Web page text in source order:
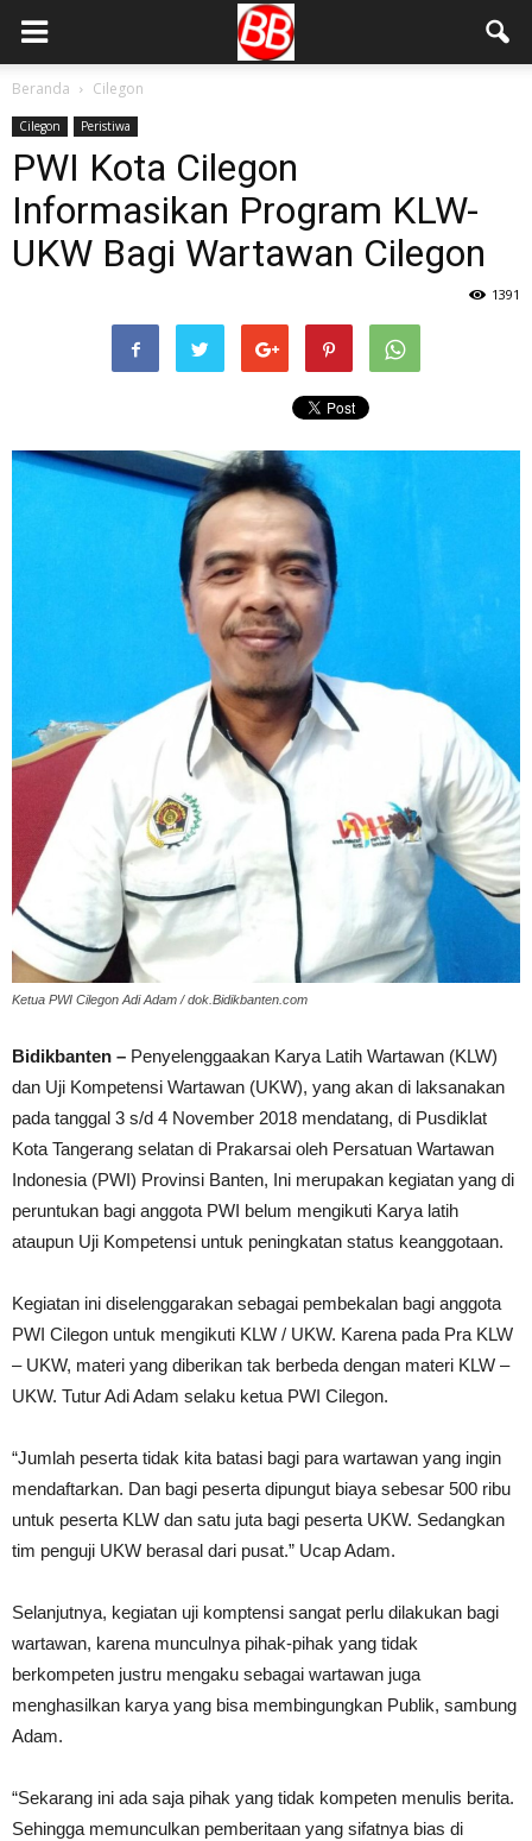
Beranda Cilegon
Cilegon Peristiwa
PWI Kota Cilegon
Informasikan Program KLW-
UKW Bagi Wartawan Cilegon
1391
Ketua PWI Cilegon Adi Adam / dok.Bidikbanten.com
Bidikbanten – Penyelenggaakan Karya Latih Wartawan (KLW)
dan Uji Kompetensi Wartawan (UKW), yang akan di laksanakan
pada tanggal 3 s/d 4 November 2018 mendatang, di Pusdiklat
Kota Tangerang selatan di Prakarsai oleh Persatuan Wartawan
Indonesia (PWI) Provinsi Banten, Ini merupakan kegiatan yang di
peruntukan bagi anggota PWI belum mengikuti Karya latih
ataupun Uji Kompetensi untuk peningkatan status keanggotaan.
Kegiatan ini diselenggarakan sebagai pembekalan bagi anggota
PWI Cilegon untuk mengikuti KLW / UKW. Karena pada Pra KLW
– UKW, materi yang diberikan tak berbeda dengan materi KLW –
UKW. Tutur Adi Adam selaku ketua PWI Cilegon.
“Jumlah peserta tidak kita batasi bagi para wartawan yang ingin
mendaftarkan. Dan bagi peserta dipungut biaya sebesar 500 ribu
untuk peserta KLW dan satu juta bagi peserta UKW. Sedangkan
tim penguji UKW berasal dari pusat.” Ucap Adam.
Selanjutnya, kegiatan uji komptensi sangat perlu dilakukan bagi
wartawan, karena munculnya pihak-pihak yang tidak
berkompeten justru mengaku sebagai wartawan juga
menghasilkan karya yang bisa membingungkan Publik, sambung
Adam.
“Sekarang ini ada saja pihak yang tidak kompeten menulis berita.
Sehingga memunculkan pemberitaan yang sifatnya bias di